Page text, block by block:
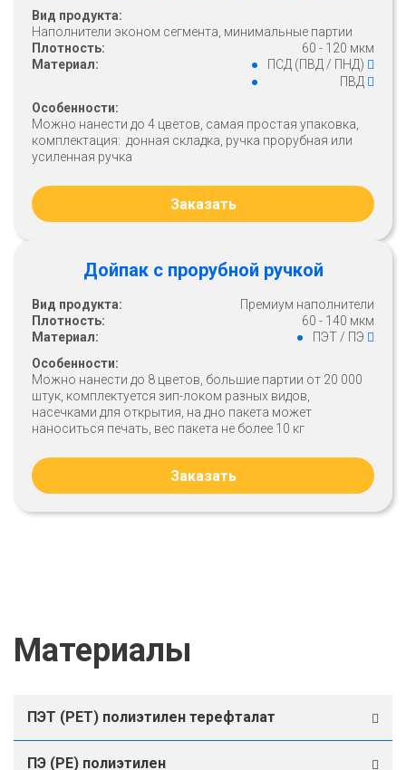
Вид продукта:
Наполнители эконом сегмента, минимальные партии
Плотность:
60 - 120 мкм
Материал:
ПСД (ПВД / ПНД)
ПВД
Особенности:
Можно нанести до 4 цветов, самая простая упаковка,
комплектация: донная складка, ручка прорубная или
усиленная ручка
Заказать
Дойпак с прорубной ручкой
Вид продукта:
Премиум наполнители
Плотность:
60 - 140 мкм
Материал:
ПЭТ / ПЭ
Особенности:
Можно нанести до 8 цветов, большие партии от 20 000
штук, комплектуется зип-локом разных видов,
насечками для открытия, на дно пакета может
наноситься печать, вес пакета не более 10 кг
Заказать
Материалы
ПЭТ (PET) полиэтилен терефталат
ПЭ (PE) полиэтилен